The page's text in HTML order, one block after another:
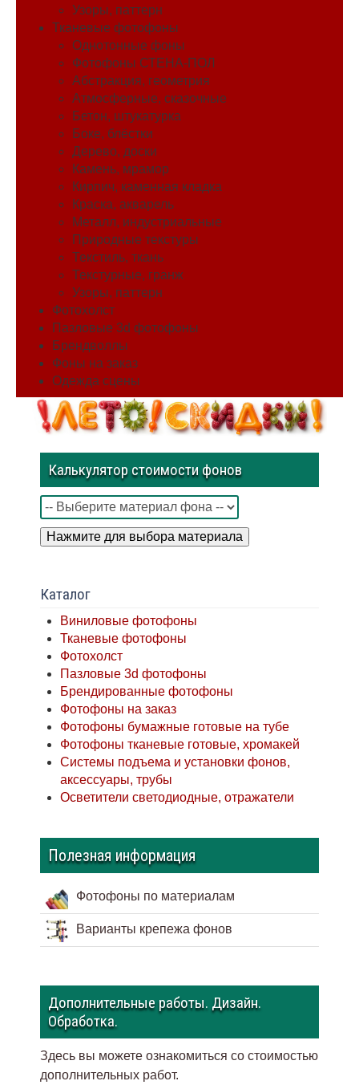
Узоры, паттерн
Тканевые фотофоны
Однотонные фоны
Фотофоны СТЕНА-ПОЛ
Абстракция, геометрия
Атмосферные, сказочные
Бетон, штукатурка
Боке, блёстки
Дерево, доски
Камень, мрамор
Кирпич, каменная кладка
Краска, акварель
Металл, индустриальные
Природные текстуры
Текстиль, ткань
Текстурные, гранж
Узоры, паттерн
Фотохолст
Пазловые 3d фотофоны
Брендволлы
Фоны на заказ
Одежда сцены
Калькулятор стоимости фонов
Нажмите для выбора материала
Каталог
Виниловые фотофоны
Тканевые фотофоны
Фотохолст
Пазловые 3d фотофоны
Брендированные фотофоны
Фотофоны на заказ
Фотофоны бумажные готовые на тубе
Фотофоны тканевые готовые, хромакей
Системы подъема и установки фонов,
аксессуары, трубы
Осветители светодиодные, отражатели
Полезная информация
Фотофоны по материалам
Варианты крепежа фонов
Дополнительные работы. Дизайн.
Обработка.
Здесь вы можете ознакомиться со стоимостью
дополнительных работ.